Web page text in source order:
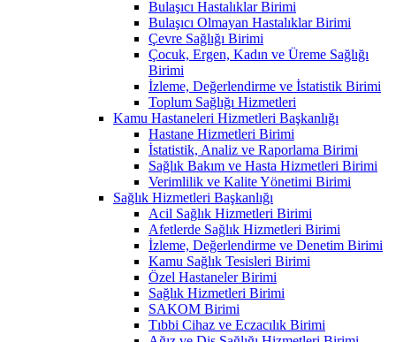
Bulaşıcı Hastalıklar Birimi
Bulaşıcı Olmayan Hastalıklar Birimi
Çevre Sağlığı Birimi
Çocuk, Ergen, Kadın ve Üreme Sağlığı
Birimi
İzleme, Değerlendirme ve İstatistik Birimi
Toplum Sağlığı Hizmetleri
Kamu Hastaneleri Hizmetleri Başkanlığı
Hastane Hizmetleri Birimi
İstatistik, Analiz ve Raporlama Birimi
Sağlık Bakım ve Hasta Hizmetleri Birimi
Verimlilik ve Kalite Yönetimi Birimi
Sağlık Hizmetleri Başkanlığı
Acil Sağlık Hizmetleri Birimi
Afetlerde Sağlık Hizmetleri Birimi
İzleme, Değerlendirme ve Denetim Birimi
Kamu Sağlık Tesisleri Birimi
Özel Hastaneler Birimi
Sağlık Hizmetleri Birimi
SAKOM Birimi
Tıbbi Cihaz ve Eczacılık Birimi